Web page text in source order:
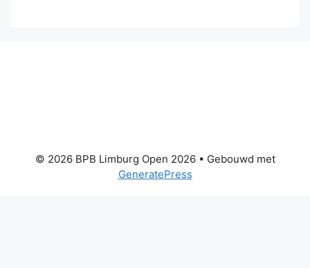
© 2026 BPB Limburg Open 2026• Gebouwd met
GeneratePress